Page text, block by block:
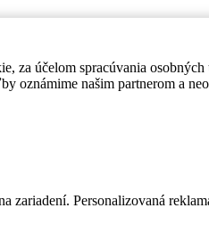
za účelom spracúvania
oznámime našim partnerom a
Personalizovaná